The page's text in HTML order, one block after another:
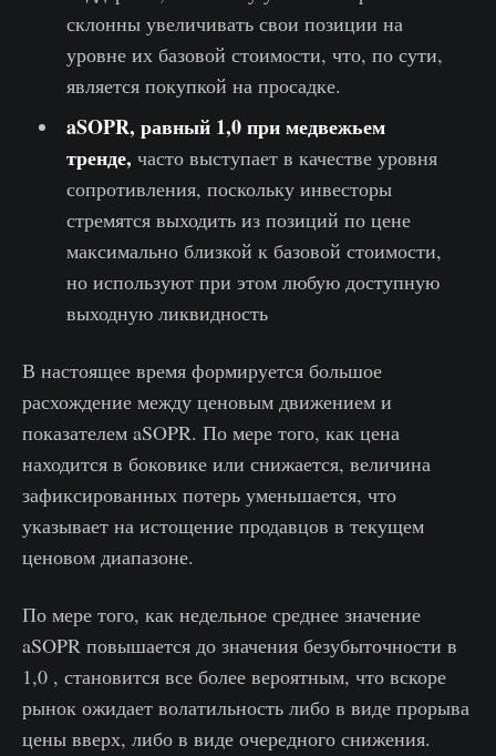
склонны увеличивать свои позиции на
уровне их базовой стоимости, что, по сути,
является покупкой на просадке.
aSOPR, равный 1,0 при медвежьем
тренде, часто выступает в качестве уровня
сопротивления, поскольку инвесторы
стремятся выходить из позиций по цене
максимально близкой к базовой стоимости,
но используют при этом любую доступную
выходную ликвидность
В настоящее время формируется большое
расхождение между ценовым движением и
показателем aSOPR. По мере того, как цена
находится в боковике или снижается, величина
зафиксированных потерь уменьшается, что
указывает на истощение продавцов в текущем
ценовом диапазоне.
По мере того, как недельное среднее значение
aSOPR повышается до значения безубыточности в
1,0 , становится все более вероятным, что вскоре
рынок ожидает волатильность либо в виде прорыва
цены вверх, либо в виде очередного снижения.